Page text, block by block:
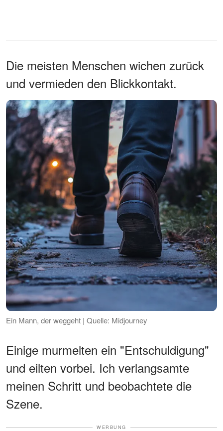
Die meisten Menschen wichen zurück
und vermieden den Blickkontakt.
Ein Mann, der weggeht | Quelle: Midjourney
Einige murmelten ein "Entschuldigung"
und eilten vorbei. Ich verlangsamte
meinen Schritt und beobachtete die
Szene.
WERBUNG